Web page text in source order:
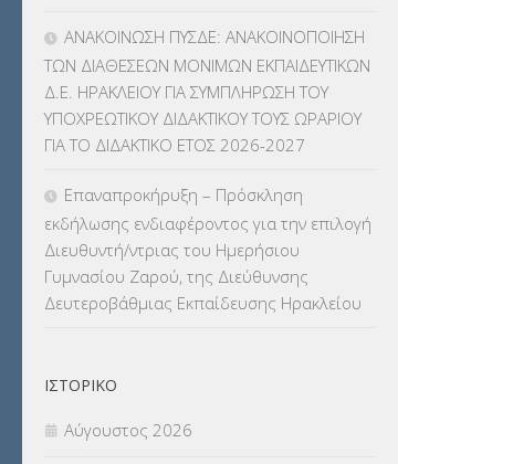
ΜΕΤΑΘΕΣΕΙΣ-ΤΟΠΟΘΕΤΗΣΕΙΣ
ΒΕΛΤΙΩΣΕΙΣ(319)
ΜΕΤΑΤΑΞΕΙΣ(87)
ΜΕΤΑΦΟΡΑ ΜΑΘΗΤΩΝ(3)
ΝΟΜΟΘΕΣΙΑ(66)
ΟΙΚΟΝΟΜΙΚΑ ΘΕΜΑΤΑ(73)
ΑΝΑΚΟΙΝΩΣΗ ΠΥΣΔΕ: ΑΝΑΚΟΙΝΟΠΟΙΗΣΗ
ΤΩΝ ΔΙΑΘΕΣΕΩΝ ΜΟΝΙΜΩΝ ΕΚΠΑΙΔΕΥΤΙΚΩΝ
Δ.Ε. ΗΡΑΚΛΕΙΟΥ ΓΙΑ ΣΥΜΠΛΗΡΩΣΗ ΤΟΥ
ΥΠΟΧΡΕΩΤΙΚΟΥ ΔΙΔΑΚΤΙΚΟΥ ΤΟΥΣ ΩΡΑΡΙΟΥ
ΓΙΑ ΤΟ ΔΙΔΑΚΤΙΚΟ ΕΤΟΣ 2026-2027
Επαναπροκήρυξη – Πρόσκληση
εκδήλωσης ενδιαφέροντος για την επιλογή
Διευθυντή/ντριας του Ημερήσιου
Γυμνασίου Ζαρού, της Διεύθυνσης
Δευτεροβάθμιας Εκπαίδευσης Ηρακλείου
ΙΣΤΟΡΙΚΌ
Αύγουστος 2026